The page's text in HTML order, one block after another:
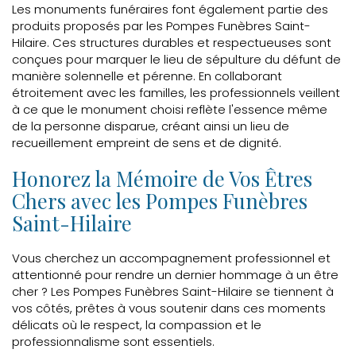
Les monuments funéraires font également partie des
produits proposés par les Pompes Funèbres Saint-
Hilaire. Ces structures durables et respectueuses sont
conçues pour marquer le lieu de sépulture du défunt de
manière solennelle et pérenne. En collaborant
étroitement avec les familles, les professionnels veillent
à ce que le monument choisi reflète l'essence même
de la personne disparue, créant ainsi un lieu de
recueillement empreint de sens et de dignité.
Honorez la Mémoire de Vos Êtres
Chers avec les Pompes Funèbres
Saint-Hilaire
Vous cherchez un accompagnement professionnel et
attentionné pour rendre un dernier hommage à un être
cher ? Les Pompes Funèbres Saint-Hilaire se tiennent à
vos côtés, prêtes à vous soutenir dans ces moments
délicats où le respect, la compassion et le
professionnalisme sont essentiels.